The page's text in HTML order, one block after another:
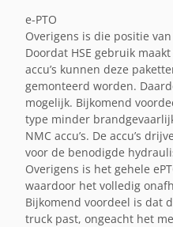
e-PTO
Overigens is die positie van
Doordat HSE gebruik
accu’s kunnen deze
gemonteerd worden.
mogelijk. Bijkomend
type minder
NMC accu’s. De accu’s
voor de benodigde
Overigens is het gehele
waardoor het volledig
Bijkomend voordeel is dat
truck past, ongeacht het